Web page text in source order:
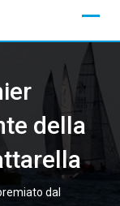
della
dal